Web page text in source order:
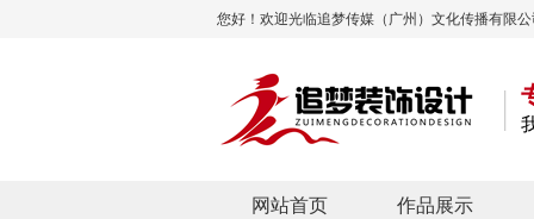
您好！欢迎光临追梦传媒（广州）文化传播有限
网站首页 作品展示